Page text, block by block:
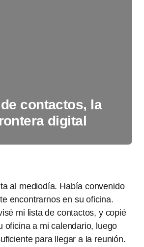
contactos, la
digital
al mediodía. Había convenido
encontrarnos en su oficina.
mi lista de contactos, y copié
oficina a mi calendario, luego
para llegar a la reunión.